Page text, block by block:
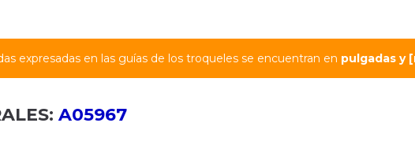
expresadas en las guías de los troqueles se encuentran en pulgadas y
A05967